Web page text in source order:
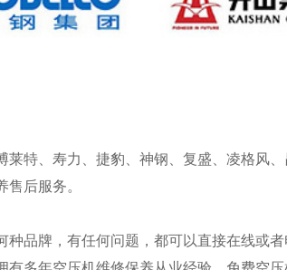
莱特、寿力、捷豹、神钢、复盛、凌格风
后服务。
种品牌，有任何问题，都可以直接在线或